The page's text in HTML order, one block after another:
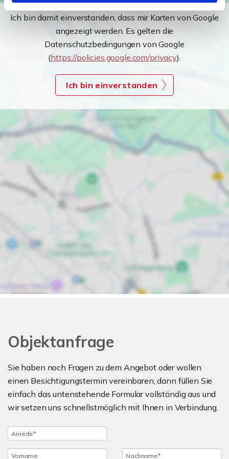
Ich bin damit einverstanden, dass mir Karten von Google
angezeigt werden. Es gelten die
Datenschutzbedingungen von Google
(https://policies.google.com/privacy).
Ich bin einverstanden
Objektanfrage
Sie haben noch Fragen zu dem Angebot oder wollen
einen Besichtigungstermin vereinbaren, dann füllen Sie
einfach das untenstehende Formular vollständig aus und
wir setzen uns schnellstmöglich mit Ihnen in Verbindung.